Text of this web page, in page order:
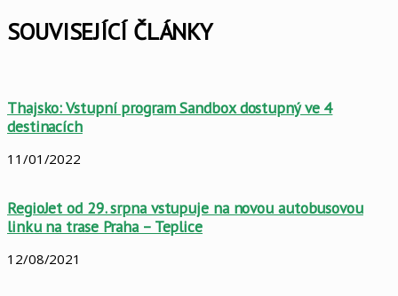
mailem
SOUVISEJÍCÍ ČLÁNKY
Thajsko: Vstupní program Sandbox dostupný ve 4
destinacích
11/01/2022
RegioJet od 29. srpna vstupuje na novou autobusovou
linku na trase Praha – Teplice
12/08/2021